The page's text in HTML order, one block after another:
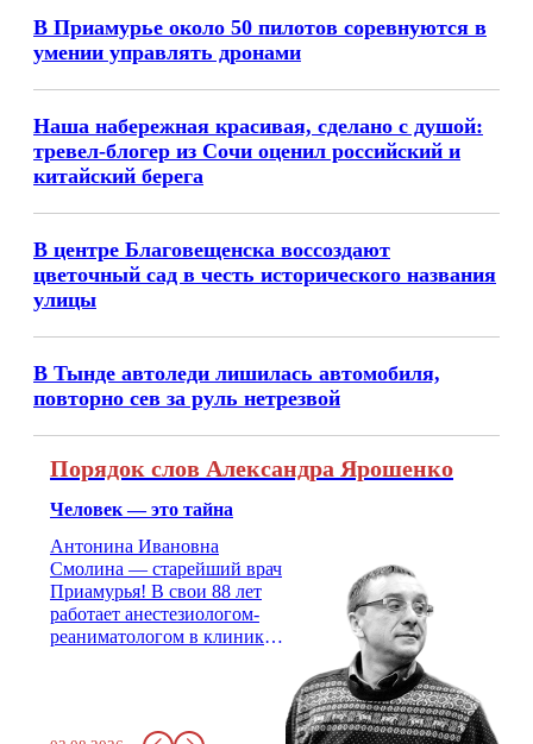
В Приамурье около 50 пилотов соревнуются в
умении управлять дронами
Наша набережная красивая, сделано с душой:
тревел-блогер из Сочи оценил российский и
китайский берега
В центре Благовещенска воссоздают
цветочный сад в честь исторического названия
улицы
В Тынде автоледи лишилась автомобиля,
повторно сев за руль нетрезвой
Порядок слов Александра Ярошенко
Человек — это тайна
Антонина Ивановна
Смолина — старейший врач
Приамурья! В свои 88 лет
работает анестезиологом-
реаниматологом в клинике
стажем о жизни, смерти